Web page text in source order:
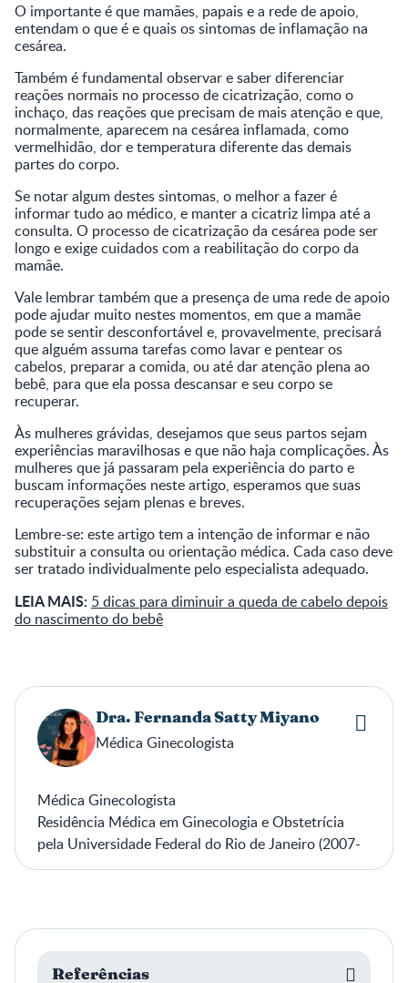
O importante é que mamães, papais e a rede de apoio,
entendam o que é e quais os sintomas de inflamação na
cesárea.
Também é fundamental observar e saber diferenciar
reações normais no processo de cicatrização, como o
inchaço, das reações que precisam de mais atenção e que,
normalmente, aparecem na cesárea inflamada, como
vermelhidão, dor e temperatura diferente das demais
partes do corpo.
Se notar algum destes sintomas, o melhor a fazer é
informar tudo ao médico, e manter a cicatriz limpa até a
consulta. O processo de cicatrização da cesárea pode ser
longo e exige cuidados com a reabilitação do corpo da
mamãe.
Vale lembrar também que a presença de uma rede de apoio
pode ajudar muito nestes momentos, em que a mamãe
pode se sentir desconfortável e, provavelmente, precisará
que alguém assuma tarefas como lavar e pentear os
cabelos, preparar a comida, ou até dar atenção plena ao
bebê, para que ela possa descansar e seu corpo se
recuperar.
Às mulheres grávidas, desejamos que seus partos sejam
experiências maravilhosas e que não haja complicações. Às
mulheres que já passaram pela experiência do parto e
buscam informações neste artigo, esperamos que suas
recuperações sejam plenas e breves.
Lembre-se: este artigo tem a intenção de informar e não
substituir a consulta ou orientação médica. Cada caso deve
ser tratado individualmente pelo especialista adequado.
LEIA MAIS: 5 dicas para diminuir a queda de cabelo depois
do nascimento do bebê
Dra. Fernanda Satty Miyano
Médica Ginecologista
Médica Ginecologista
Residência Médica em Ginecologia e Obstetrícia
pela Universidade Federal do Rio de Janeiro (2007-
2010);
Membro da equipe Parto Ecológico desde 2012,
Referências